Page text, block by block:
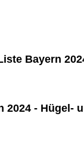
Bayern
2024 - Hügel-